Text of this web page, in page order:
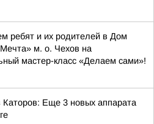
ребят и их родителей в Дом
м. о. Чехов на
мастер-класс «Делаем сами»!
Каторов: Еще 3 новых аппарата